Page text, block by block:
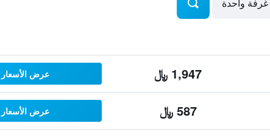
1,947 ﷼ عرض الأسعار
587 ﷼ عرض الأسعار